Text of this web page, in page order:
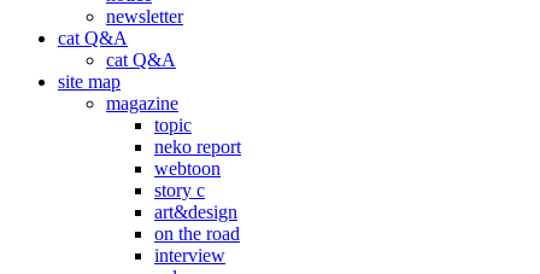
newsletter
cat Q&A
cat Q&A
site map
magazine
topic
neko report
webtoon
story c
art&design
on the road
interview